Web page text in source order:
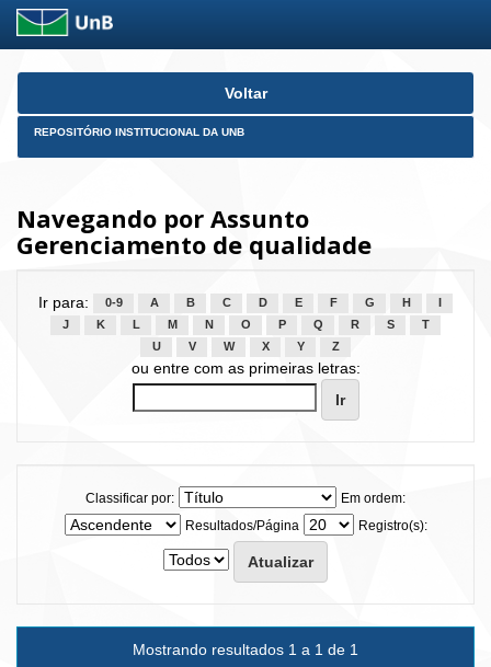
Skip
Voltar
REPOSITÓRIO INSTITUCIONAL DA UNB
Navegando por Assunto
Gerenciamento de qualidade
Ir para: 0-9 A B C D E F G H
J
K L M N O P Q R S
T
U
V W X Y Z
ou entre com as primeiras letras:
Classificar por:
Em ordem:
Resultados/Página
Registro(s):
Mostrando resultados 1 a 1 de 1